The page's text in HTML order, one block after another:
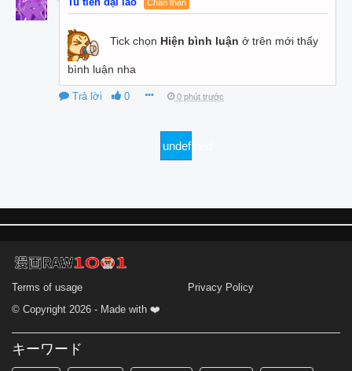
Chân thần
Tick chọn Hiện bình luận ở trên mới thấy
bình luận nha
Trả lời 0 0 phút trước
undefined
Terms of usage
Privacy Policy
© Copyright 2026 - Made with ❤️
キーワード